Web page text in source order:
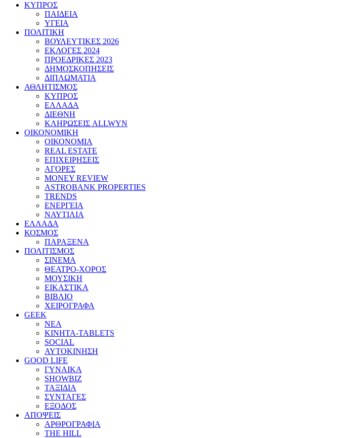
ΚΥΠΡΟΣ
ΠΑΙΔΕΙΑ
ΥΓΕΙΑ
ΠΟΛΙΤΙΚΗ
ΒΟΥΛΕΥΤΙΚΕΣ 2026
ΕΚΛΟΓΕΣ 2024
ΠΡΟΕΔΡΙΚΕΣ 2023
ΔΗΜΟΣΚΟΠΗΣΕΙΣ
ΔΙΠΛΩΜΑΤΙΑ
ΑΘΛΗΤΙΣΜΟΣ
ΚΥΠΡΟΣ
ΕΛΛΑΔΑ
ΔΙΕΘΝΗ
ΚΛΗΡΩΣΕΙΣ ALLWYN
ΟΙΚΟΝΟΜΙΚΗ
ΟΙΚΟΝΟΜΙΑ
REAL ESTATE
ΕΠΙΧΕΙΡΗΣΕΙΣ
ΑΓΟΡΕΣ
MONEY REVIEW
ASTROBANK PROPERTIES
TRENDS
ΕΝΕΡΓΕΙΑ
ΝΑΥΤΙΛΙΑ
ΕΛΛΑΔΑ
ΚΟΣΜΟΣ
ΠΑΡΑΞΕΝΑ
ΠΟΛΙΤΙΣΜΟΣ
ΣΙΝΕΜΑ
ΘΕΑΤΡΟ-ΧΟΡΟΣ
ΜΟΥΣΙΚΗ
ΕΙΚΑΣΤΙΚΑ
ΒΙΒΛΙΟ
ΧΕΙΡΟΓΡΑΦΑ
GEEK
ΝΕΑ
ΚΙΝΗΤΑ-TABLETS
SOCIAL
ΑΥΤΟΚΙΝΗΣΗ
GOOD LIFE
ΓΥΝΑΙΚΑ
SHOWBIZ
ΤΑΞΙΔΙΑ
ΣΥΝΤΑΓΕΣ
ΕΞΟΔΟΣ
ΑΠΟΨΕΙΣ
ΑΡΘΡΟΓΡΑΦΙΑ
THE HILL